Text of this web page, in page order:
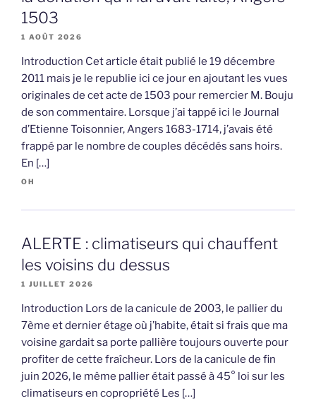
1503
1 AOÛT 2026
Introduction Cet article était publié le 19 décembre
2011 mais je le republie ici ce jour en ajoutant les vues
originales de cet acte de 1503 pour remercier M. Bouju
de son commentaire. Lorsque j’ai tappé ici le Journal
d’Etienne Toisonnier, Angers 1683-1714, j’avais été
frappé par le nombre de couples décédés sans hoirs.
En […]
OH
ALERTE : climatiseurs qui chauffent
les voisins du dessus
1 JUILLET 2026
Introduction Lors de la canicule de 2003, le pallier du
7ème et dernier étage où j’habite, était si frais que ma
voisine gardait sa porte pallière toujours ouverte pour
profiter de cette fraîcheur. Lors de la canicule de fin
juin 2026, le même pallier était passé à 45° loi sur les
climatiseurs en copropriété Les […]